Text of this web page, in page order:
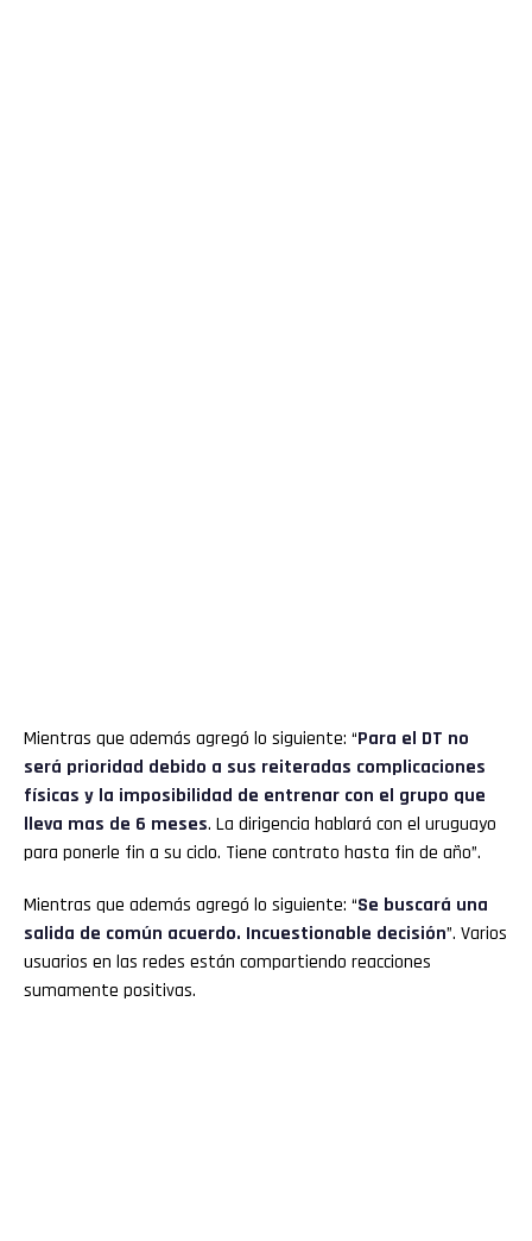
Mientras que además agregó lo siguiente: “Para el DT no
será prioridad debido a sus reiteradas complicaciones
físicas y la imposibilidad de entrenar con el grupo que
lleva mas de 6 meses. La dirigencia hablará con el uruguayo
para ponerle fin a su ciclo. Tiene contrato hasta fin de año”.
Mientras que además agregó lo siguiente: “Se buscará una
salida de común acuerdo. Incuestionable decisión”. Varios
usuarios en las redes están compartiendo reacciones
sumamente positivas.